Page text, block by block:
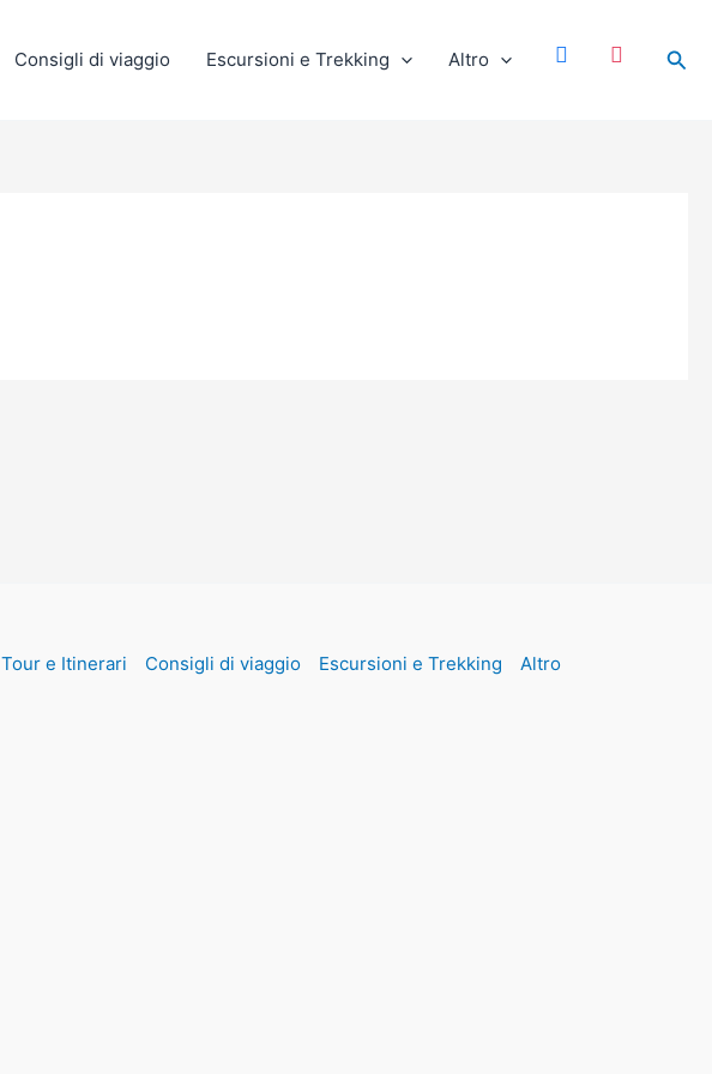
Consigli di viaggio Escursioni e Trekking Altro
Tour e Itinerari Consigli di viaggio Escursioni e Trekking Altro